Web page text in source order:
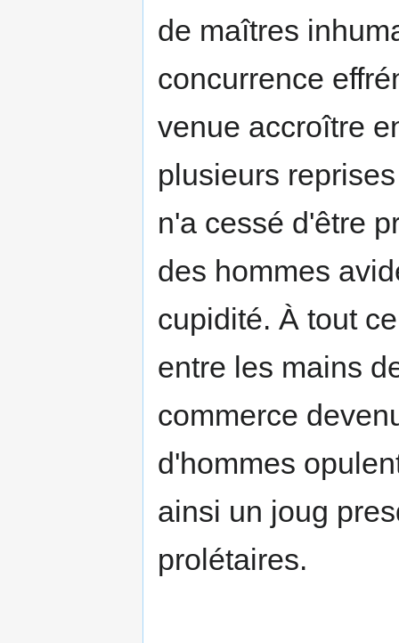
de maîtres
concurrence
venue accroître
plusieurs
n'a cessé d'être
des hommes
cupidité. À tout
entre les mains
commerce
d'hommes
ainsi un joug
prolétaires.